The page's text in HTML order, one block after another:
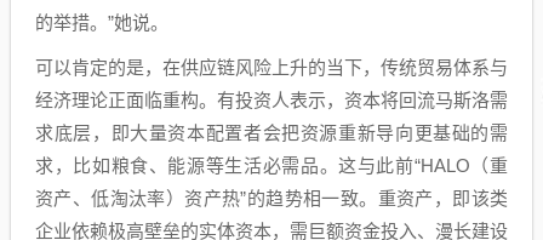
的举措。”她说。
可以肯定的是，在供应链风险上升的当下，传统贸易体系与
经济理论正面临重构。有投资人表示，资本将回流马斯洛需
求底层，即大量资本配置者会把资源重新导向更基础的需
求，比如粮食、能源等生活必需品。这与此前“HALO（重
资产、低淘汰率）资产热”的趋势相一致。重资产，即该类
企业依赖极高壁垒的实体资本，需巨额资金投入、漫长建设